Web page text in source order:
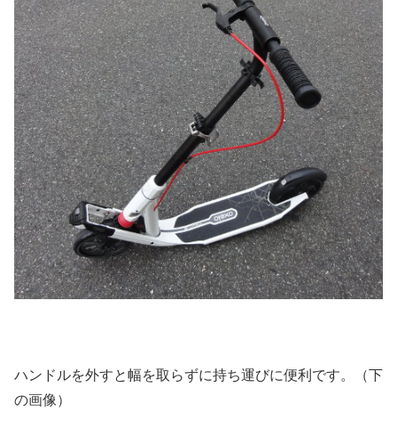
ハンドルを外すと幅を取らずに持ち運びに便利です。（下
の画像）